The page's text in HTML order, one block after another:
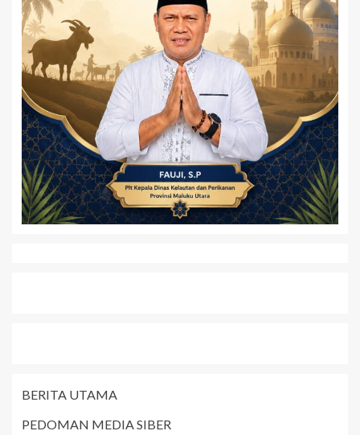
BERITA UTAMA
PEDOMAN MEDIA SIBER